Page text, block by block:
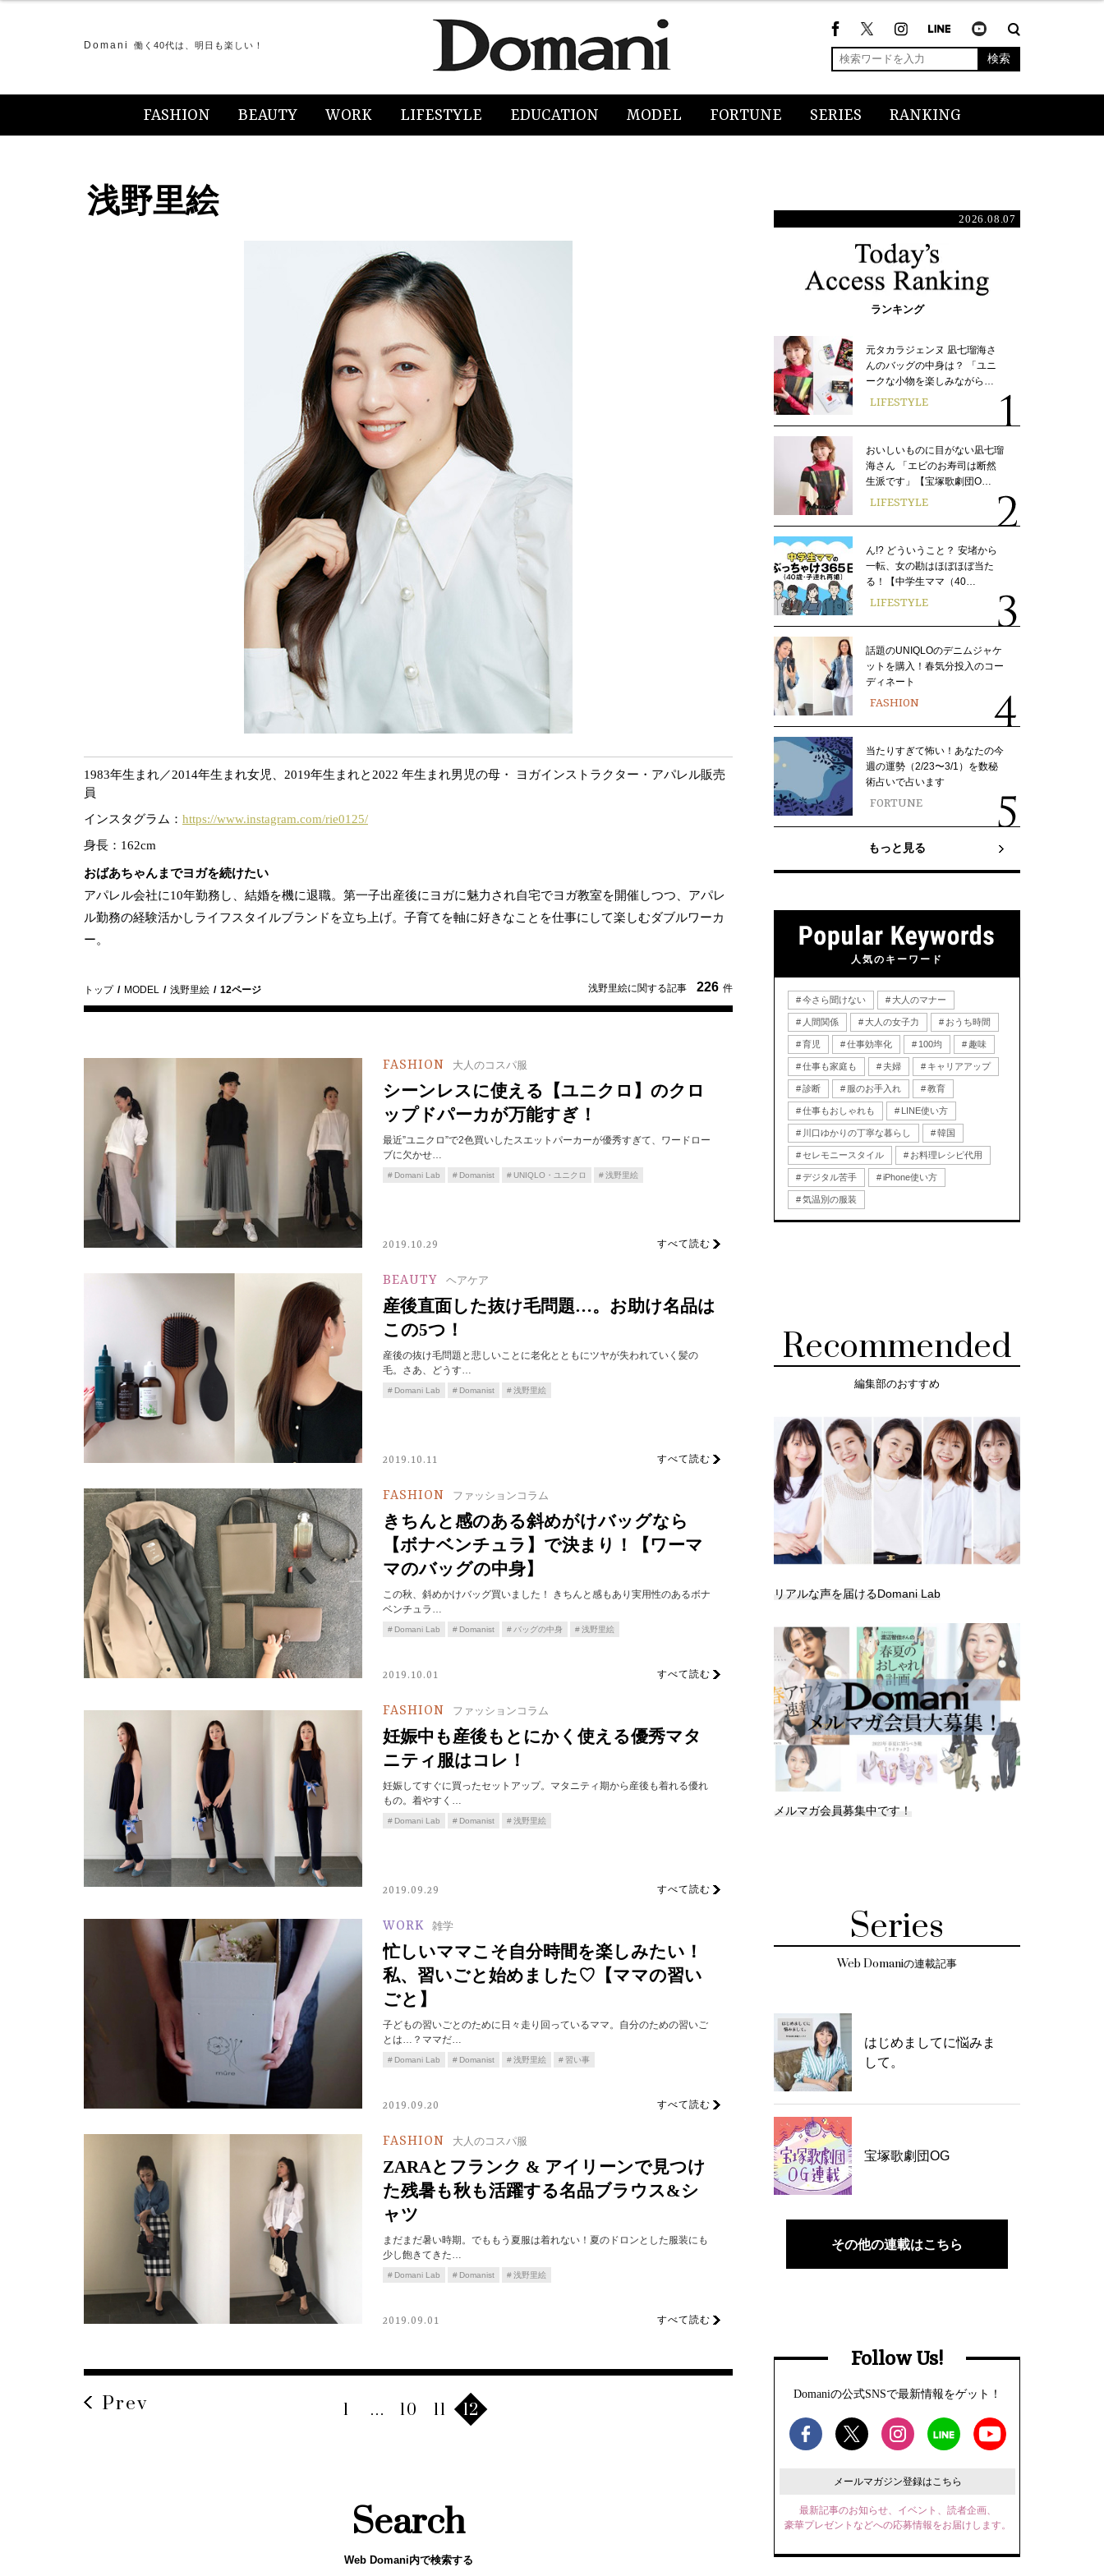
Domani 働く40代は、明日も楽しい！
検索
FASHION BEAUTY WORK LIFESTYLE EDUCATION MODEL FORTUNE SERIES RANKING
浅野里絵
1983年生まれ／2014年生まれ女児、2019年生まれと2022 年生まれ男児の母・ ヨガインストラクター・アパレル販売
員
インスタグラム： https://www.instagram.com/rie0125/
身長：162cm
おばあちゃんまでヨガを続けたい
アパレル会社に10年勤務し、結婚を機に退職。第一子出産後にヨガに魅力され自宅でヨガ教室を開催しつつ、アパレ
ル勤務の経験活かしライフスタイルブランドを立ち上げ。子育てを軸に好きなことを仕事にして楽しむダブルワーカ
ー。
2026.08.07
ランキング
元タカラジェンヌ 凪七瑠海さ
んのバッグの中身は？ 「ユニ
ークな小物を楽しみながら…
LIFESTYLE
おいしいものに目がない凪七瑠
海さん 「エビのお寿司は断然
生派です」【宝塚歌劇団O…
LIFESTYLE
ん!? どういうこと？ 安堵から
一転、女の勘はほぼほぼ当た
る！【中学生ママ（40…
LIFESTYLE
話題のUNIQLOのデニムジャケ
ットを購入！春気分投入のコー
ディネート
FASHION
当たりすぎて怖い！あなたの今
週の運勢（2/23〜3/1）を数秘
術占いで占います
FORTUNE
もっと見る
人気のキーワード
今さら聞けない 大人のマナー
人間関係 大人の女子力 おうち時間
育児 仕事効率化 100均 趣味
仕事も家庭も 夫婦 キャリアアップ
診断 服のお手入れ 教育
仕事もおしゃれも LINE使い方
川口ゆかりの丁寧な暮らし 韓国
セレモニースタイル お料理レシピ代用
デジタル苦手 iPhone使い方
気温別の服装
Recommended
編集部のおすすめ
リアルな声を届けるDomani Lab
メルマガ会員募集中です！
Series
Web Domaniの連載記事
はじめましてに悩みま
して。
宝塚歌劇団OG
その他の連載はこちら
Follow Us!
Domaniの公式SNSで最新情報をゲット！
メールマガジン登録はこちら
最新記事のお知らせ、イベント、読者企画、
豪華プレゼントなどへの応募情報をお届けします。
トップ MODEL 浅野里絵 12ページ 浅野里絵に関する記事 226 件
FASHION 大人のコスパ服
シーンレスに使える【ユニクロ】のクロ
ップドパーカが万能すぎ！
最近”ユニクロ”で2色買いしたスエットパーカーが優秀すぎて、ワードロー
ブに欠かせ…
Domani Lab Domanist UNIQLO・ユニクロ 浅野里絵
2019.10.29 すべて読む
BEAUTY ヘアケア
産後直面した抜け毛問題…。お助け名品は
この5つ！
産後の抜け毛問題と悲しいことに老化とともにツヤが失われていく髪の
毛。さあ、どうす…
Domani Lab Domanist 浅野里絵
2019.10.11 すべて読む
FASHION ファッションコラム
きちんと感のある斜めがけバッグなら
【ボナベンチュラ】で決まり！【ワーマ
マのバッグの中身】
この秋、斜めかけバッグ買いました！ きちんと感もあり実用性のあるボナ
ベンチュラ…
Domani Lab Domanist バッグの中身 浅野里絵
2019.10.01 すべて読む
FASHION ファッションコラム
妊娠中も産後もとにかく使える優秀マタ
ニティ服はコレ！
妊娠してすぐに買ったセットアップ。マタニティ期から産後も着れる優れ
もの。着やすく…
Domani Lab Domanist 浅野里絵
2019.09.29 すべて読む
WORK 雑学
忙しいママこそ自分時間を楽しみたい！
私、習いごと始めました♡【ママの習い
ごと】
子どもの習いごとのために日々走り回っているママ。自分のための習いご
とは…？ママだ…
Domani Lab Domanist 浅野里絵 習い事
2019.09.20 すべて読む
FASHION 大人のコスパ服
ZARAとフランク & アイリーンで見つけ
た残暑も秋も活躍する名品ブラウス&シ
ャツ
まだまだ暑い時期。でももう夏服は着れない！夏のドロンとした服装にも
少し飽きてきた…
Domani Lab Domanist 浅野里絵
2019.09.01 すべて読む
Prev 1 … 10 11 12
Search
Web Domani内で検索する